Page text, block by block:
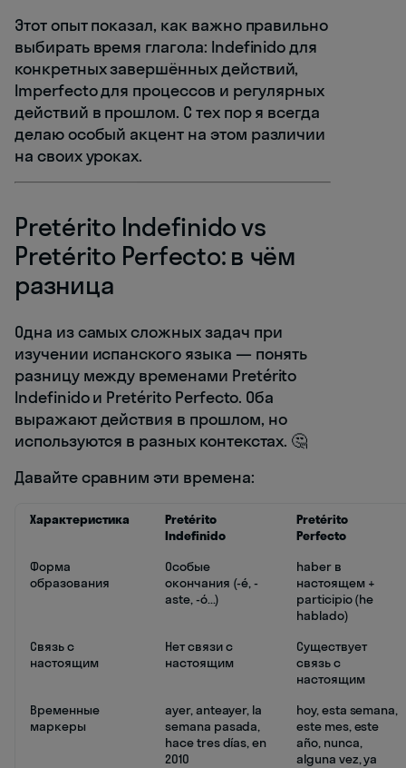
Этот опыт показал, как важно правильно
выбирать время глагола: Indefinido для
конкретных завершённых действий,
Imperfecto для процессов и регулярных
действий в прошлом. С тех пор я всегда
делаю особый акцент на этом различии
на своих уроках.
Pretérito Indefinido vs
Pretérito Perfecto: в чём
разница
Одна из самых сложных задач при
изучении испанского языка — понять
разницу между временами Pretérito
Indefinido и Pretérito Perfecto. Оба
выражают действия в прошлом, но
используются в разных контекстах. 🤔
Давайте сравним эти времена:
Характеристика
Pretérito
Indefinido
Pretérito
Perfecto
Форма
образования
Особые
окончания (-é, -
aste, -ó...)
haber в
настоящем +
participio (he
hablado)
Связь с
настоящим
Нет связи с
настоящим
Существует
связь с
настоящим
Временные
маркеры
ayer, anteayer, la
semana pasada,
hace tres días, en
2010
hoy, esta semana,
este mes, este
año, nunca,
alguna vez, ya